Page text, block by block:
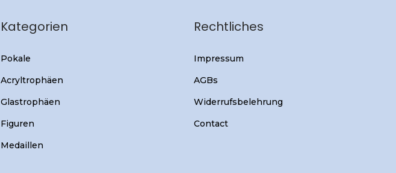
Kategorien
Pokale
Acryltrophäen
Glastrophäen
Figuren
Medaillen
Rechtliches
Impressum
AGBs
Widerrufsbelehrung
Contact